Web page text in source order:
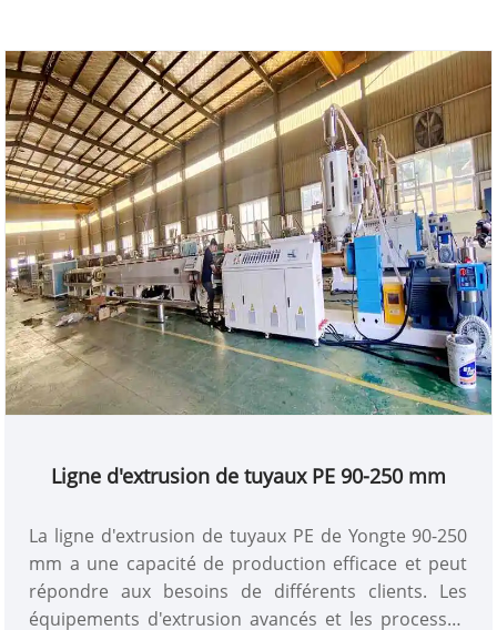
Ligne d'extrusion de tuyaux PE 90-250 mm
La ligne d'extrusion de tuyaux PE de Yongte 90-250
mm a une capacité de production efficace et peut
répondre aux besoins de différents clients. Les
équipements d'extrusion avancés et les processus